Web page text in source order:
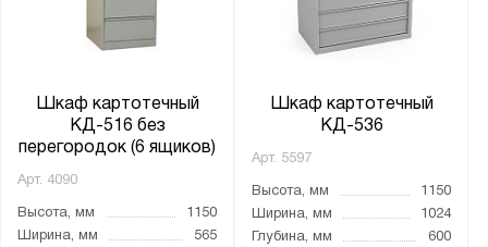
Шкаф картотечный
КД-516 без
перегородок (6 ящиков)
Арт. 4090
Высота, мм
1150
Ширина, мм
565
Шкаф картотечный
КД-536
Арт. 5597
Высота, мм
1150
Ширина, мм
1024
Глубина, мм
600